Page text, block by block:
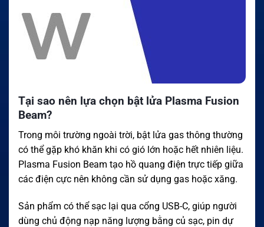
Tại sao nên lựa chọn bật lửa Plasma Fusion
Beam?
Trong môi trường ngoài trời, bật lửa gas thông thường
có thể gặp khó khăn khi có gió lớn hoặc hết nhiên liệu.
Plasma Fusion Beam tạo hồ quang điện trực tiếp giữa
các điện cực nên không cần sử dụng gas hoặc xăng.
Sản phẩm có thể sạc lại qua cổng USB-C, giúp người
dùng chủ động nạp năng lượng bằng củ sạc, pin dự